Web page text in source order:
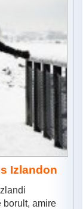
Izlandon
borult, amire